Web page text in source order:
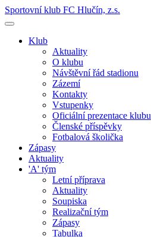
Sportovní klub FC Hlučín, z.s.
Klub
Aktuality
O klubu
Návštěvní řád stadionu
Zázemí
Kontakty
Vstupenky
Oficiální prezentace klubu
Členské příspěvky
Fotbalová školička
Zápasy
Aktuality
'A' tým
Letní příprava
Aktuality
Soupiska
Realizační tým
Zápasy
Tabulka